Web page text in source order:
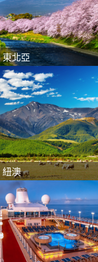
東北亞
紐澳
紐澳
遊輪